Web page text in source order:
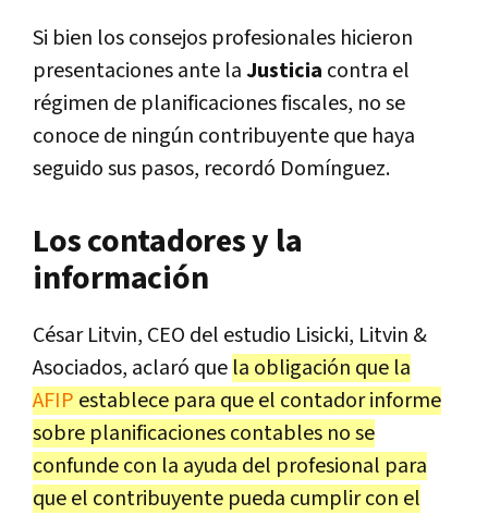
Si bien los consejos profesionales hicieron
presentaciones ante laJusticia contra el
régimen de planificaciones fiscales, no se
conoce de ningún contribuyente que haya
seguido sus pasos, recordó Domínguez.
Los contadores y la
información
César Litvin, CEO del estudio Lisicki, Litvin &
Asociados, aclaró que la obligación que la
AFIP establece para que el contador informe
sobre planificaciones contables no se
confunde con la ayuda del profesional para
que el contribuyente pueda cumplir con el